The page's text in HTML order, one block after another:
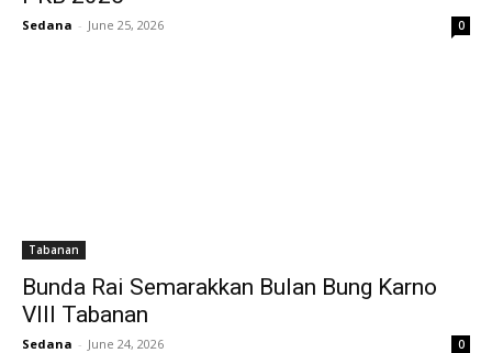
Sedana - June 25, 2026 0
Tabanan
Bunda Rai Semarakkan Bulan Bung Karno
VIII Tabanan
Sedana - June 24, 2026 0